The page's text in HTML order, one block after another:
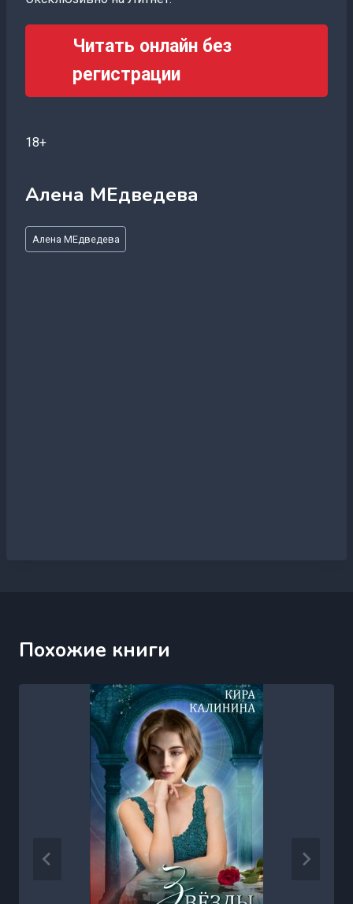
Читать онлайн без
регистрации
18+
Алена МЕдведева
Метки
записи:
Алена МЕдведева
Похожие книги